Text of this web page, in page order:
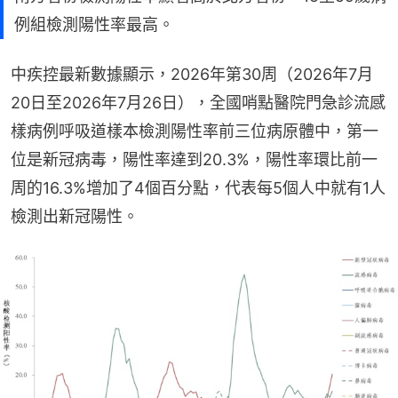
例組檢測陽性率最高。
中疾控最新數據顯示，2026年第30周（2026年7月
20日至2026年7月26日），全國哨點醫院門急診流感
樣病例呼吸道樣本檢測陽性率前三位病原體中，第一
位是新冠病毒，陽性率達到20.3%，陽性率環比前一
周的16.3%增加了4個百分點，代表每5個人中就有1人
檢測出新冠陽性。